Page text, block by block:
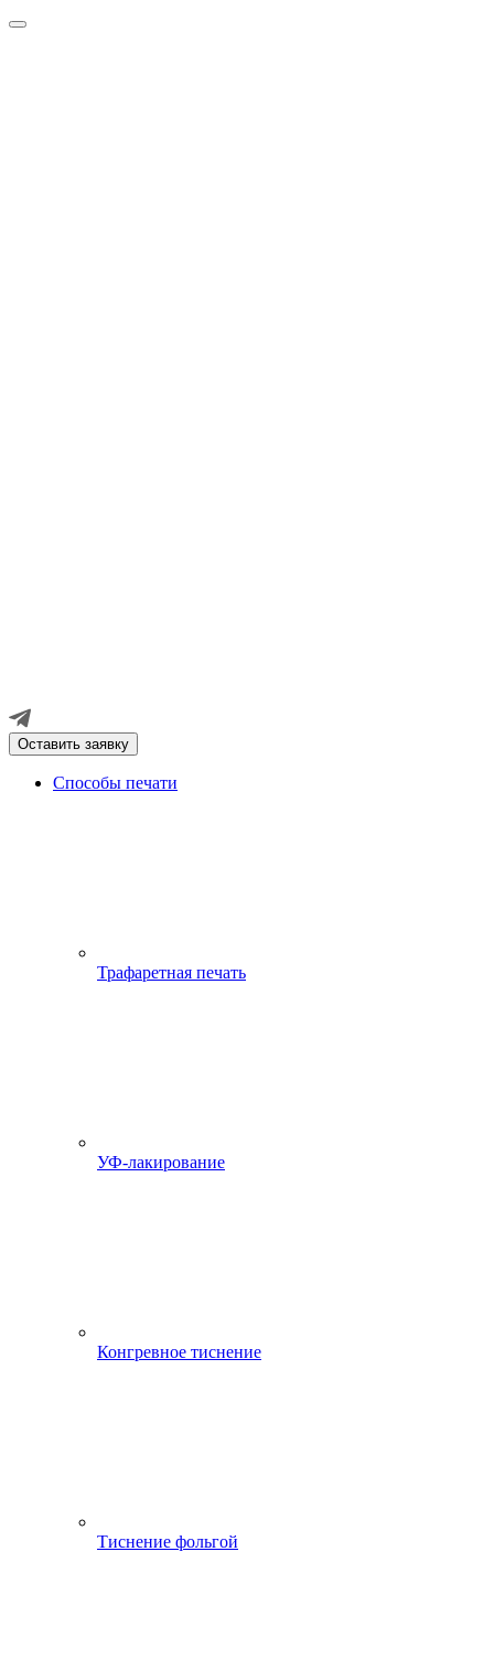
Оставить заявку
Способы печати
Трафаретная печать
УФ-лакирование
Конгревное тиснение
Тиснение фольгой